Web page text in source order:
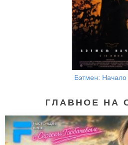
Бэтмен: Начало
ГЛАВНОЕ НА